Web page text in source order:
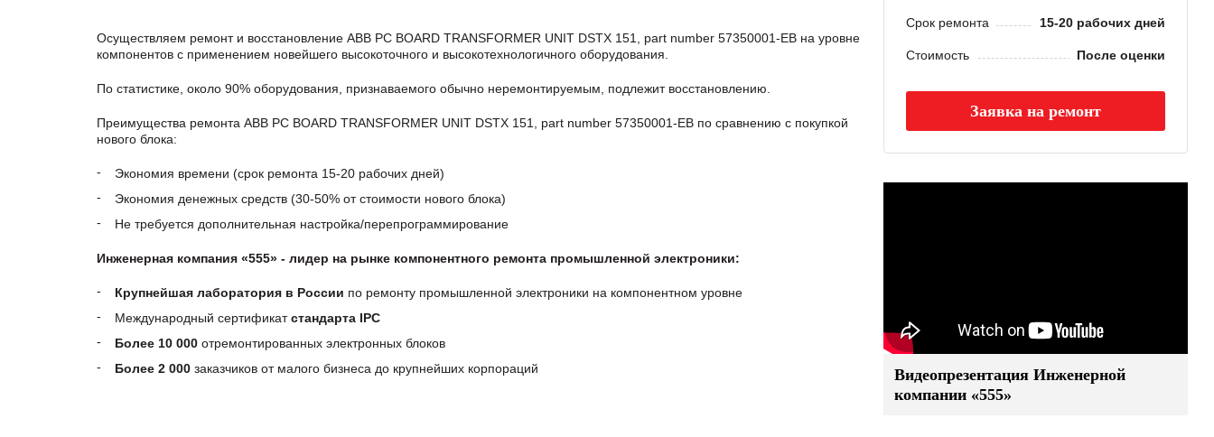
Осуществляем ремонт и восстановление ABB PC BOARD TRANSFORMER UNIT DSTX 151, part number 57350001-EB на уровне
компонентов с применением новейшего высокоточного и высокотехнологичного оборудования.
По статистике, около 90% оборудования, признаваемого обычно неремонтируемым, подлежит восстановлению.
Преимущества ремонта ABB PC BOARD TRANSFORMER UNIT DSTX 151, part number 57350001-EB по сравнению с покупкой
нового блока:
Экономия времени (срок ремонта 15-20 рабочих дней)
Экономия денежных средств (30-50% от стоимости нового блока)
Не требуется дополнительная настройка/перепрограммирование
Инженерная компания «555» - лидер на рынке компонентного ремонта промышленной электроники:
Крупнейшая лаборатория в России по ремонту промышленной электроники на компонентном уровне
Международный сертификатстандарта IPC
Более 10 000 отремонтированных электронных блоков
Более 2 000 заказчиков от малого бизнеса до крупнейших корпораций
Срок ремонта 15-20 рабочих дней
Стоимость После оценки
Заявка на ремонт
Видеопрезентация Инженерной
компании «555»